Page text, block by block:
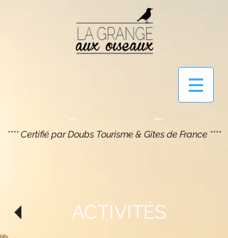
**** Certifié par Doubs Tourisme & Gîtes de France ****
ACTIVITÉS